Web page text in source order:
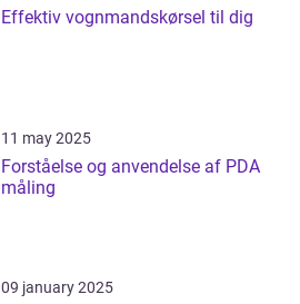
Effektiv vognmandskørsel til dig
11 may 2025
Forståelse og anvendelse af PDA
måling
09 january 2025